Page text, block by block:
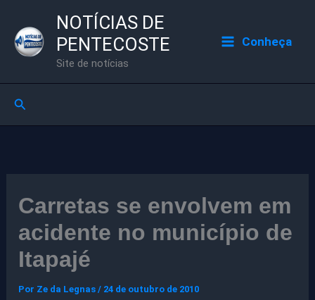
para
NOTÍCIAS DE
PENTECOSTE
Site de notícias
Conheça
Pesquisar
Carretas se envolvem em
acidente no município de
Itapajé
Por Ze da Legnas/ 24 de outubro de 2010